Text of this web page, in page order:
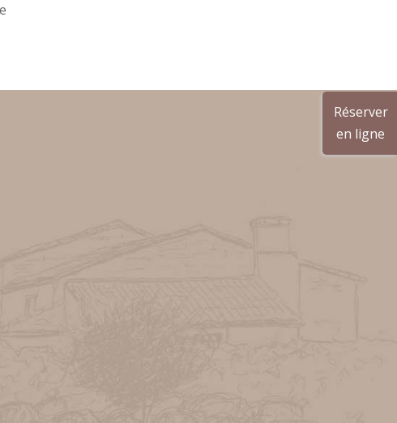
Réserver
en ligne